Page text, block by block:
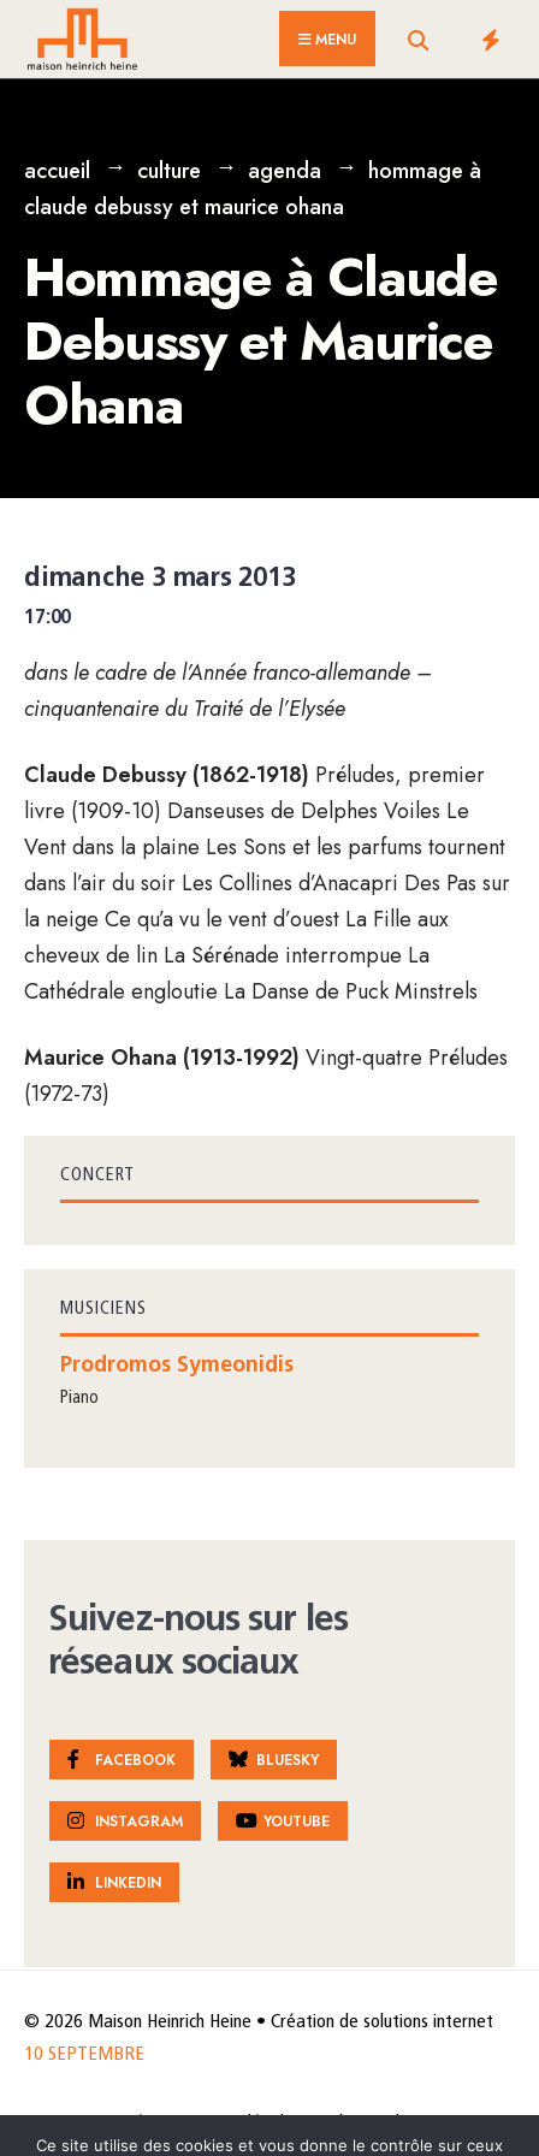
MENU
accueil culture agenda
hommage à
claude debussy et maurice ohana
Hommage à Claude
Debussy et Maurice
Ohana
dimanche 3 mars 2013
17:00
dans le cadre de l’Année franco-allemande –
cinquantenaire du Traité de l’Elysée
Claude Debussy (1862-1918) Préludes, premier
livre (1909-10) Danseuses de Delphes Voiles Le
Vent dans la plaine Les Sons et les parfums tournent
dans l’air du soir Les Collines d’Anacapri Des Pas sur
la neige Ce qu’a vu le vent d’ouest La Fille aux
cheveux de lin La Sérénade interrompue La
Cathédrale engloutie La Danse de Puck Minstrels
Maurice Ohana (1913-1992) Vingt-quatre Préludes
(1972-73)
CONCERT
MUSICIENS
Prodromos Symeonidis
piano
Suivez-nous sur les
réseaux sociaux
FACEBOOK BLUESKY
INSTAGRAM YOUTUBE
LINKEDIN
© 2026 Maison Heinrich Heine • Création de solutions internet
10 SEPTEMBRE
Ce site utilise des cookies et vous donne le contrôle sur ceux